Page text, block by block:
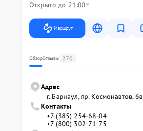
Открыто до 21:00
Маршрут
ОбзорОтзывы 270
Адрес
г. Барнаул, ​пр. Космонавтов, 6в
Контакты
+7 (385) 254-68-04
+7 (800) 302-71-75